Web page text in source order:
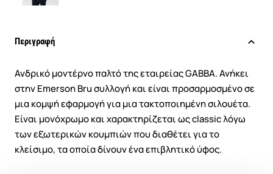
Περιγραφή
Ανδρικό μοντέρνο παλτό της εταιρείας GABBA. Ανήκει
στην Emerson Bru συλλογή και είναι προσαρμοσμένο σε
μια κομψή εφαρμογή για μια τακτοποιημένη σιλουέτα.
Είναι μονόχρωμο και χαρακτηρίζεται ως classic λόγω
των εξωτερικών κουμπιών που διαθέτει για το
κλείσιμο, τα οποία δίνουν ένα επιβλητικό ύφος.